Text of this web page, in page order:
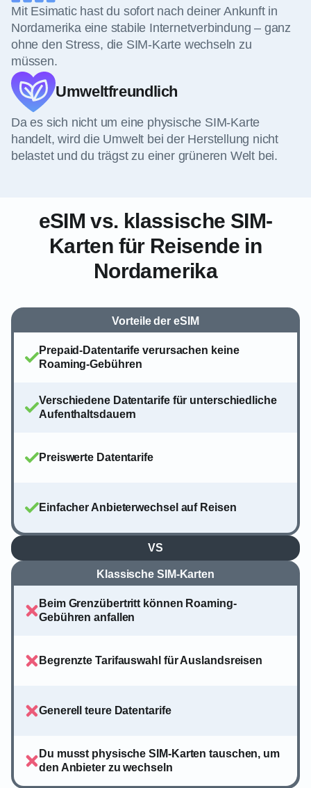
Mit Esimatic hast du sofort nach deiner Ankunft in
Nordamerika eine stabile Internetverbindung – ganz
ohne den Stress, die SIM-Karte wechseln zu
müssen.
Umweltfreundlich
Da es sich nicht um eine physische SIM-Karte
handelt, wird die Umwelt bei der Herstellung nicht
belastet und du trägst zu einer grüneren Welt bei.
eSIM vs. klassische SIM-
Karten für Reisende in
Nordamerika
Vorteile der eSIM
Prepaid-Datentarife verursachen keine
Roaming-Gebühren
Verschiedene Datentarife für unterschiedliche
Aufenthaltsdauern
Preiswerte Datentarife
Einfacher Anbieterwechsel auf Reisen
VS
Klassische SIM-Karten
Beim Grenzübertritt können Roaming-
Gebühren anfallen
Begrenzte Tarifauswahl für Auslandsreisen
Generell teure Datentarife
Du musst physische SIM-Karten tauschen, um
den Anbieter zu wechseln